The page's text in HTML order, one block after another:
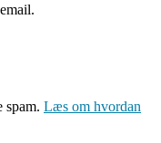
spam. Læs om hvordan